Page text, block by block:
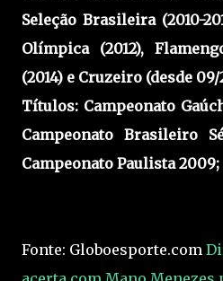
Seleção Brasileira (2010-
Olímpica (2012),
(2014) e Cruzeiro (desde 09/
Títulos: Campeonato
Campeonato Brasileiro
Campeonato Paulista
Fonte: Globoesporte.com